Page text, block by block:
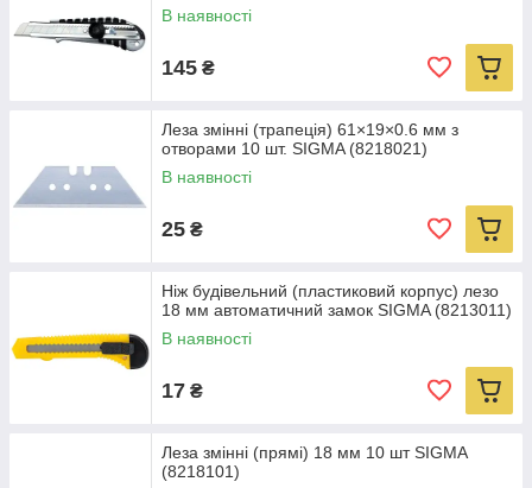
В наявності
145 ₴
Леза змінні (трапеція) 61×19×0.6 мм з
отворами 10 шт. SIGMA (8218021)
В наявності
25 ₴
Ніж будівельний (пластиковий корпус) лезо
18 мм автоматичний замок SIGMA (8213011)
В наявності
17 ₴
Леза змінні (прямі) 18 мм 10 шт SIGMA
(8218101)